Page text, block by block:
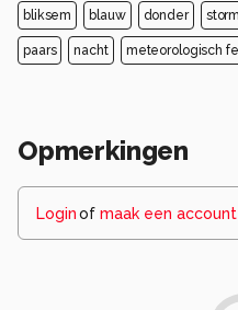
bliksem blauw donder storm
paars nacht meteorologisch
Opmerkingen
Loginof maak een account